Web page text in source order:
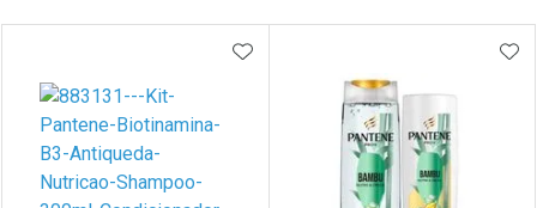
ADICIONAR AOS FAVORITOS